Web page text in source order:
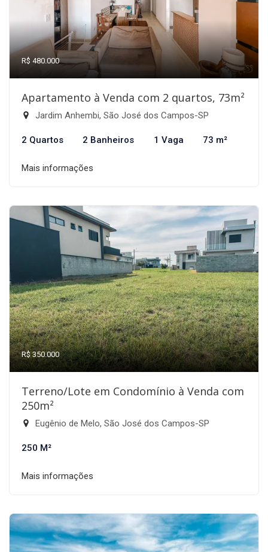
R$ 480.000
Apartamento à Venda com 2 quartos, 73m²
Jardim Anhembi, São José dos Campos-SP
2 Quartos 2 Banheiros 1 Vaga 73 m²
Mais informações
R$ 350.000
Terreno/Lote em Condomínio à Venda com
250m²
Eugênio de Melo, São José dos Campos-SP
250 M²
Mais informações